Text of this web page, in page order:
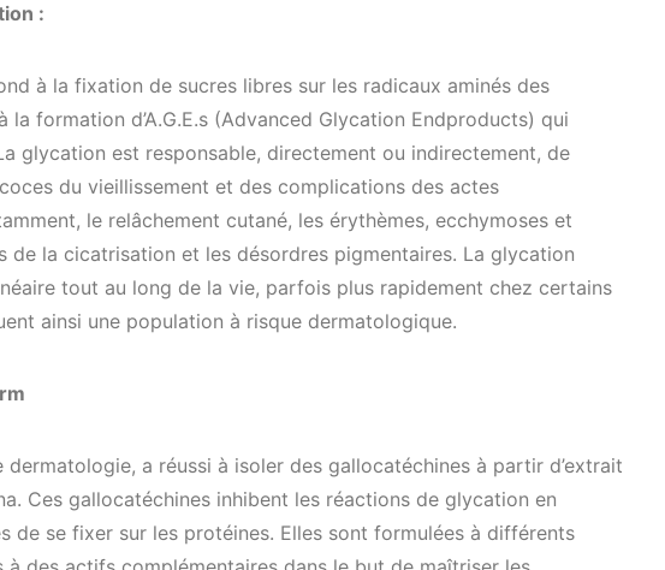
:
à la fixation de sucres libres sur les radicaux aminés des
la formation d’A.G.E.s (Advanced Glycation Endproducts) qui
glycation est responsable, directement ou indirectement, de
du vieillissement et des complications des actes
le relâchement cutané, les érythèmes, ecchymoses et
de la cicatrisation et les désordres pigmentaires. La glycation
tout au long de la vie, parfois plus rapidement chez certains
ainsi une population à risque dermatologique.
dermatologie, a réussi à isoler des gallocatéchines à partir d’extrait
Ces gallocatéchines inhibent les réactions de glycation en
de se fixer sur les protéines. Elles sont formulées à différents